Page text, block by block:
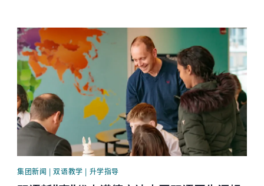
News image
集团新闻 | 双语教学 | 升学指导